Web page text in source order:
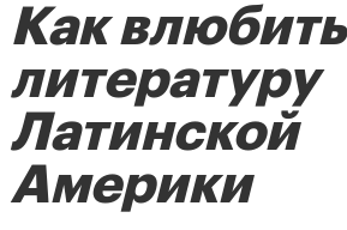
Как
литературу
Латинской
Америки